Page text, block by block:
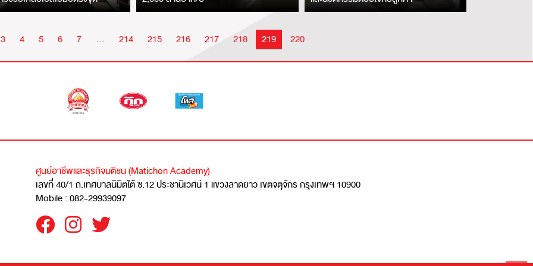
Page
3 Page
4 Page
5 Page
6 Page
7 … Page
214 Page
215 Page
216 Page
217 Page
218 Page
219 Page
220
ศูนย์อาชีพและธุรกิจมติชน (Matichon Academy)
เลขที่ 40/1 ถ.เทศบาลนิมิตใต้ ซ.12 ประชานิเวศน์ 1 แขวงลาดยาว เขตจตุจักร กรุงเทพฯ 10900
Mobile : 082-29939097